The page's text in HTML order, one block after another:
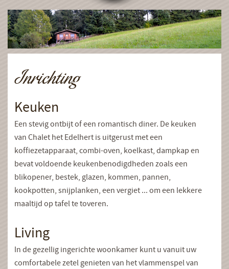
Inrichting
Keuken
Een stevig ontbijt of een romantisch diner. De keuken
van Chalet het Edelhert is uitgerust met een
koffiezetapparaat, combi-oven, koelkast, dampkap en
bevat voldoende keukenbenodigdheden zoals een
blikopener, bestek, glazen, kommen, pannen,
kookpotten, snijplanken, een vergiet ... om een lekkere
maaltijd op tafel te toveren.
Living
In de gezellig ingerichte woonkamer kunt u vanuit uw
comfortabele zetel genieten van het vlammenspel van